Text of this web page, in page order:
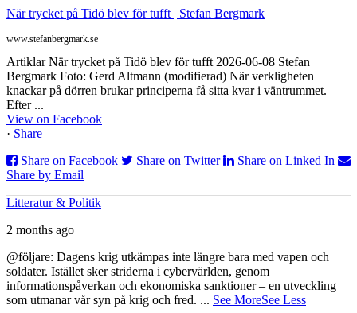
När trycket på Tidö blev för tufft | Stefan Bergmark
www.stefanbergmark.se
Artiklar När trycket på Tidö blev för tufft 2026-06-08 Stefan
Bergmark Foto: Gerd Altmann (modifierad) När verkligheten
knackar på dörren brukar principerna få sitta kvar i väntrummet.
Efter ...
View on Facebook
· Share
Share on Facebook
Share on Twitter
Share on Linked In
Share by Email
Litteratur & Politik
2 months ago
@följare: Dagens krig utkämpas inte längre bara med vapen och
soldater. Istället sker striderna i cybervärlden, genom
informationspåverkan och ekonomiska sanktioner – en utveckling
som utmanar vår syn på krig och fred. ... See MoreSee Less